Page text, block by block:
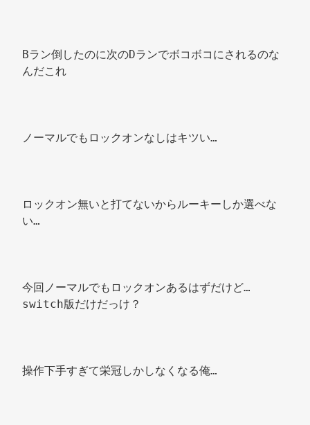
Bラン倒したのに次のDランでボコボコにされるのな
んだこれ
ノーマルでもロックオンなしはキツい…
ロックオン無いと打てないからルーキーしか選べな
い…
今回ノーマルでもロックオンあるはずだけど…
switch版だけだっけ？
操作下手すぎて栄冠しかしなくなる俺…